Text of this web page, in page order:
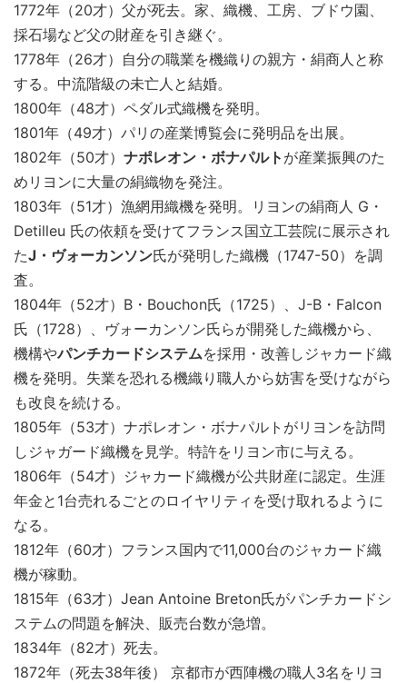
1772年（20才）父が死去。家、織機、工房、ブドウ園、
採石場など父の財産を引き継ぐ。
1778年（26才）自分の職業を機織りの親方・絹商人と称
する。中流階級の未亡人と結婚。
1800年（48才）ペダル式織機を発明。
1801年（49才）パリの産業博覧会に発明品を出展。
1802年（50才） ナポレオン・ボナパルト が産業振興のた
めリヨンに大量の絹織物を発注。
1803年（51才）漁網用織機を発明。リヨンの絹商人 G・
Detilleu 氏の依頼を受けてフランス国立工芸院に展示され
たJ・ヴォーカンソン氏が発明した織機（1747-50）を調
査。
1804年（52才）B・Bouchon氏（1725）、J-B・Falcon
氏（1728）、ヴォーカンソン氏らが開発した織機から、
機構やパンチカードシステムを採用・改善しジャカード織
機を発明。失業を恐れる機織り職人から妨害を受けながら
も改良を続ける。
1805年（53才）ナポレオン・ボナパルトがリヨンを訪問
しジャガード織機を見学。特許をリヨン市に与える。
1806年（54才）ジャカード織機が公共財産に認定。生涯
年金と1台売れるごとのロイヤリティを受け取れるように
なる。
1812年（60才）フランス国内で11,000台のジャカード織
機が稼動。
1815年（63才）Jean Antoine Breton氏がパンチカードシ
ステムの問題を解決、販売台数が急増。
1834年（82才）死去。
1872年（死去38年後） 京都市が西陣機の職人3名をリヨ